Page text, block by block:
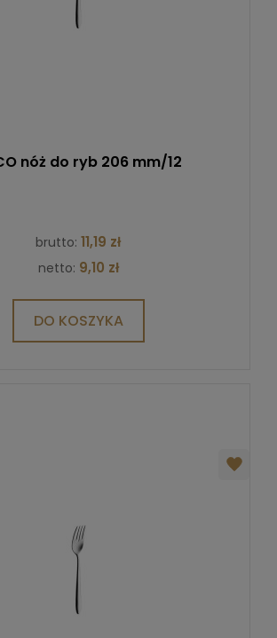
nóż do ryb 206 mm/12
brutto: 11,19 zł
netto: 9,10 zł
DO KOSZYKA